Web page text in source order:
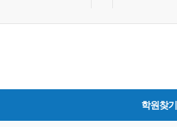
학원찾기